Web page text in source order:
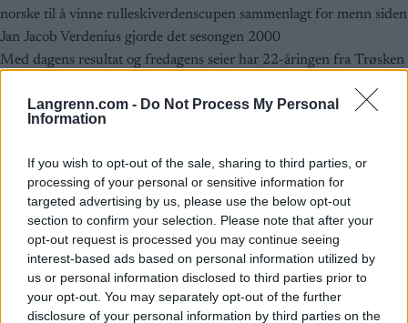
Langrenn.com - Do Not Process My Personal
Information
If you wish to opt-out of the sale, sharing to third parties, or
processing of your personal or sensitive information for
targeted advertising by us, please use the below opt-out
section to confirm your selection. Please note that after your
opt-out request is processed you may continue seeing
interest-based ads based on personal information utilized by
us or personal information disclosed to third parties prior to
your opt-out. You may separately opt-out of the further
disclosure of your personal information by third parties on the
norske til å vinne rulleskiverdenscupen sammenlagt for menn siden
Jan Jacob Verdenius gjorde det sesongen 2000
Med dagens resultat og fredagens seier har 22-åringen fra Trøsken
sikret seg krystallkula for rulleskiverdenscupen 2022.
Nå gjenstår det kun en 200 meter skøytesprint før årets
Selv om det fortsatt gjenstår ett renn av rulleskiverdenscupen, er
det nå matematisk umulig for fjorårets sammenlagtvinner Tanel å
snappe trofeet fra nordmannen.
Topp 3 menn senior, 14km klassisk
1. Amund Korsæth, Gjerdrum IL/Norge, 54:25.1
2. Luca Curti, Italia, +4.8
3. Michael Galassi, Italia, +1:27.4